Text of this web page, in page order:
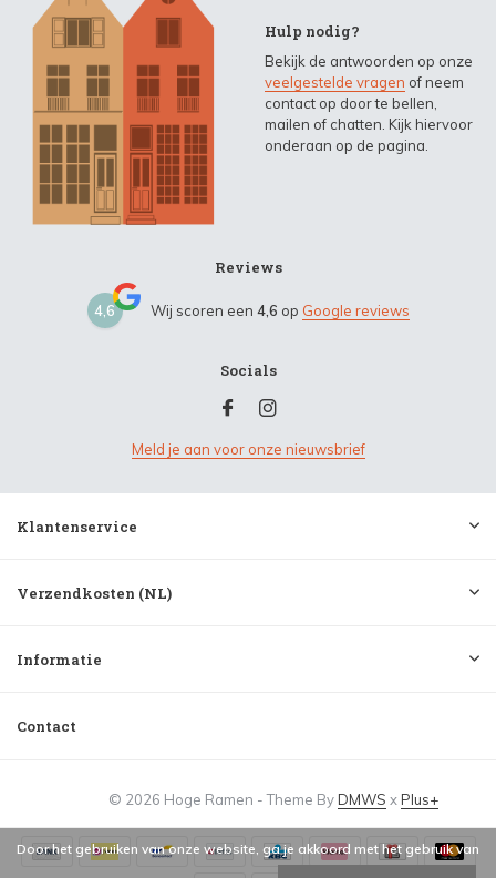
Hulp nodig?
Bekijk de antwoorden op onze
veelgestelde vragen of neem
contact op door te bellen,
mailen of chatten. Kijk hiervoor
onderaan op de pagina.
Reviews
4,6 Wij scoren een 4,6 op Google reviews
Socials
Meld je aan voor onze nieuwsbrief
Klantenservice
Verzendkosten (NL)
Informatie
Contact
© 2026 Hoge Ramen - Theme ByDMWS xPlus+
Door het gebruiken van onze website, ga je akkoord met het gebruik van